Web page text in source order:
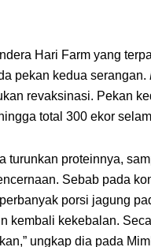
Hari Farm yang
pekan kedua serangan.
revaksinasi. Pekan
total 300 ekor
turunkan proteinnya,
Sebab pada
porsi jagung
kembali kekebalan.
ungkap dia pada